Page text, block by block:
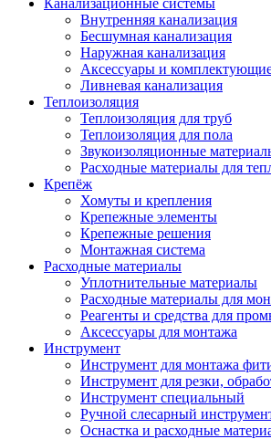
Внутренняя канализация
Бесшумная канализация
Наружная канализация
Аксессуары и
Ливневая канализация
Теплоизоляция
Теплоизоляция для труб
Теплоизоляция для пола
Звукоизоляционные
Расходные материалы для
Крепёж
Хомуты и крепления
Крепежные элементы
Крепежные решения
Монтажная система
Расходные материалы
Уплотнительные материалы
Расходные материалы для
Реагенты и средства для
Аксессуары для монтажа
Инструмент
Инструмент для монтажа
Инструмент для резки,
Инструмент специальный
Ручной слесарный
Оснастка и расходные